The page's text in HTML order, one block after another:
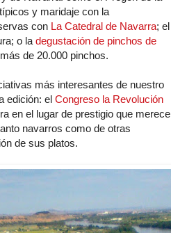
y maridaje con la
con La Catedral de Navarra; el
o la degustación de pinchos de
de 20.000 pinchos.
más interesantes de nuestro
edición: el Congreso la Revolución
en el lugar de prestigio que merece
navarros como de otras
de sus platos.